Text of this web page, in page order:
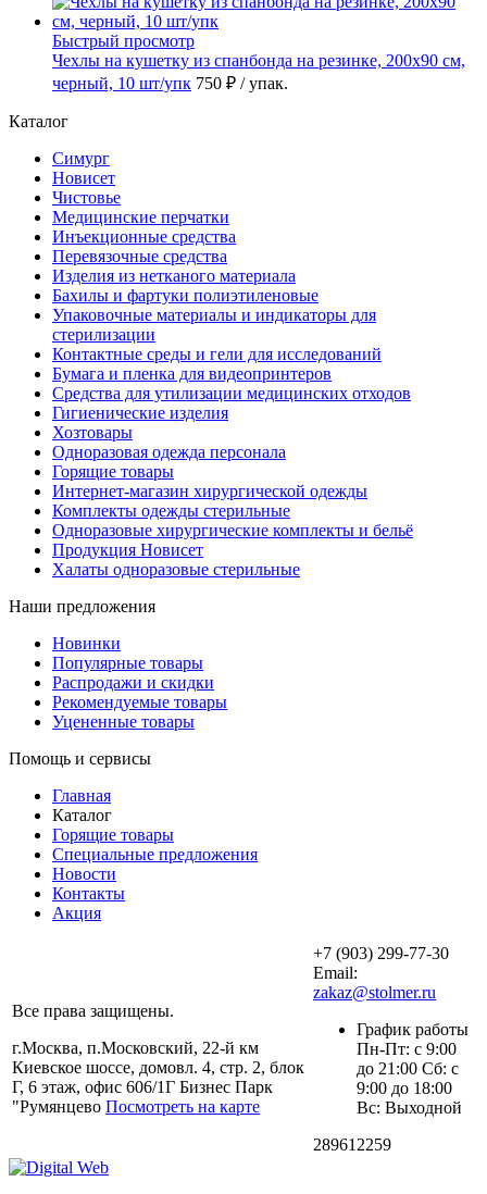
Быстрый просмотр
Чехлы на кушетку из спанбонда на резинке, 200х90 см,
черный, 10 шт/упк 750 ₽ / упак.
Каталог
Симург
Новисет
Чистовье
Медицинские перчатки
Инъекционные средства
Перевязочные средства
Изделия из нетканого материала
Бахилы и фартуки полиэтиленовые
Упаковочные материалы и индикаторы для
стерилизации
Контактные среды и гели для исследований
Бумага и пленка для видеопринтеров
Средства для утилизации медицинских отходов
Гигиенические изделия
Хозтовары
Одноразовая одежда персонала
Горящие товары
Интернет-магазин хирургической одежды
Комплекты одежды стерильные
Одноразовые хирургические комплекты и бельё
Продукция Новисет
Халаты одноразовые стерильные
Наши предложения
Новинки
Популярные товары
Распродажи и скидки
Рекомендуемые товары
Уцененные товары
Помощь и сервисы
Главная
Каталог
Горящие товары
Специальные предложения
Новости
Контакты
Акция
Все права защищены.
г.Москва, п.Московский, 22-й км
Киевское шоссе, домовл. 4, стр. 2, блок
Г, 6 этаж, офис 606/1Г Бизнес Парк
"Румянцево Посмотреть на карте
+7 (903) 299-77-30
Email:
zakaz@stolmer.ru
График работы
Пн-Пт: с 9:00
до 21:00 Сб: с
9:00 до 18:00
Вс: Выходной
289612259